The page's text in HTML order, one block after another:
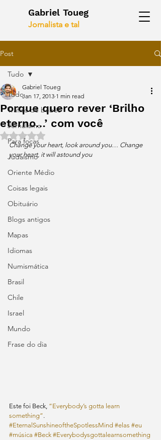
Gabriel Toueg
Jornalista e tal
Post
Tudo
Tráfico de bebês
Jornalismo
Para focas
Judaísmo
Oriente Médio
Coisas legais
Obituário
Blogs antigos
Mapas
Idiomas
Numismática
Brasil
Chile
Israel
Mundo
Frase do dia
Tudo
Porque quero rever ‘Brilho
eterno…’ com você
Gabriel Toueg
Jan 17, 2013 1 min read
Rated NaN out of 5 stars.
Change your heart, look around you… Change
your heart, it will astound you
Este foi Beck, “Everybody’s gotta learn
something”.
#EternalSunshineoftheSpotlessMind #elas #eu
#música #Beck #Everybodysgottalearnsomething